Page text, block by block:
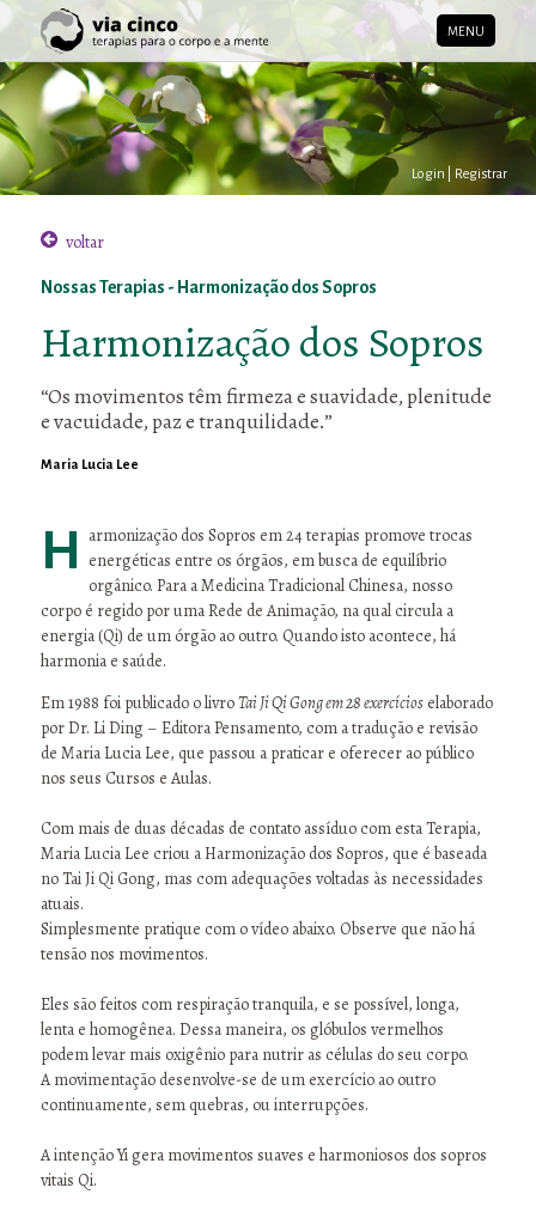
MENU
Login Registrar
voltar
Nossas Terapias - Harmonização dos Sopros
Harmonização dos Sopros
“Os movimentos têm firmeza e suavidade, plenitude
e vacuidade, paz e tranquilidade.”
Maria Lucia Lee
Harmonização dos Sopros em 24 terapias promove trocas energéticas entre os órgãos, em busca de equilíbrio
orgânico. Para a Medicina Tradicional Chinesa, nosso
corpo é regido por uma Rede de Animação, na qual circula a
energia (Qi) de um órgão ao outro. Quando isto acontece, há
harmonia e saúde.
Em 1988 foi publicado o livroTai Ji Qi Gong em 28 exercícios elaborado
por Dr. Li Ding – Editora Pensamento, com a tradução e revisão
de Maria Lucia Lee, que passou a praticar e oferecer ao público
nos seus Cursos e Aulas.
Com mais de duas décadas de contato assíduo com esta Terapia,
Maria Lucia Lee criou a Harmonização dos Sopros, que é baseada
no Tai Ji Qi Gong, mas com adequações voltadas às necessidades
atuais.
Simplesmente pratique com o vídeo abaixo. Observe que não há
tensão nos movimentos.
Eles são feitos com respiração tranquila, e se possível, longa,
lenta e homogênea. Dessa maneira, os glóbulos vermelhos
podem levar mais oxigênio para nutrir as células do seu corpo.
A movimentação desenvolve-se de um exercício ao outro
continuamente, sem quebras, ou interrupções.
A intenção Yi gera movimentos suaves e harmoniosos dos sopros
vitais Qi.